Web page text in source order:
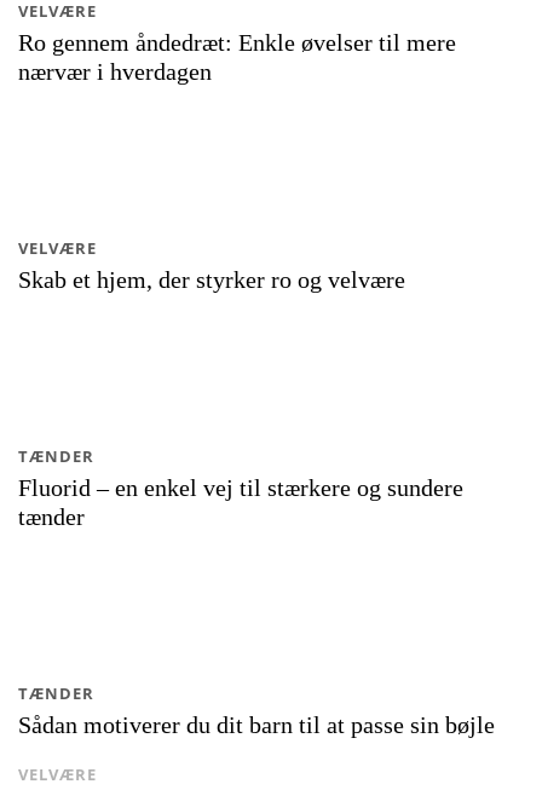
Ro gennem åndedræt: Enkle øvelser til mere
nærvær i hverdagen
VELVÆRE
Skab et hjem, der styrker ro og velvære
VELVÆRE
Fluorid – en enkel vej til stærkere og sundere
tænder
TÆNDER
Sådan motiverer du dit barn til at passe sin bøjle
TÆNDER
VELVÆRE